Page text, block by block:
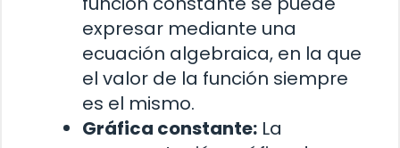
expresar mediante una
ecuación algebraica, en la que
el valor de la función siempre
es el mismo.
Gráfica constante: La